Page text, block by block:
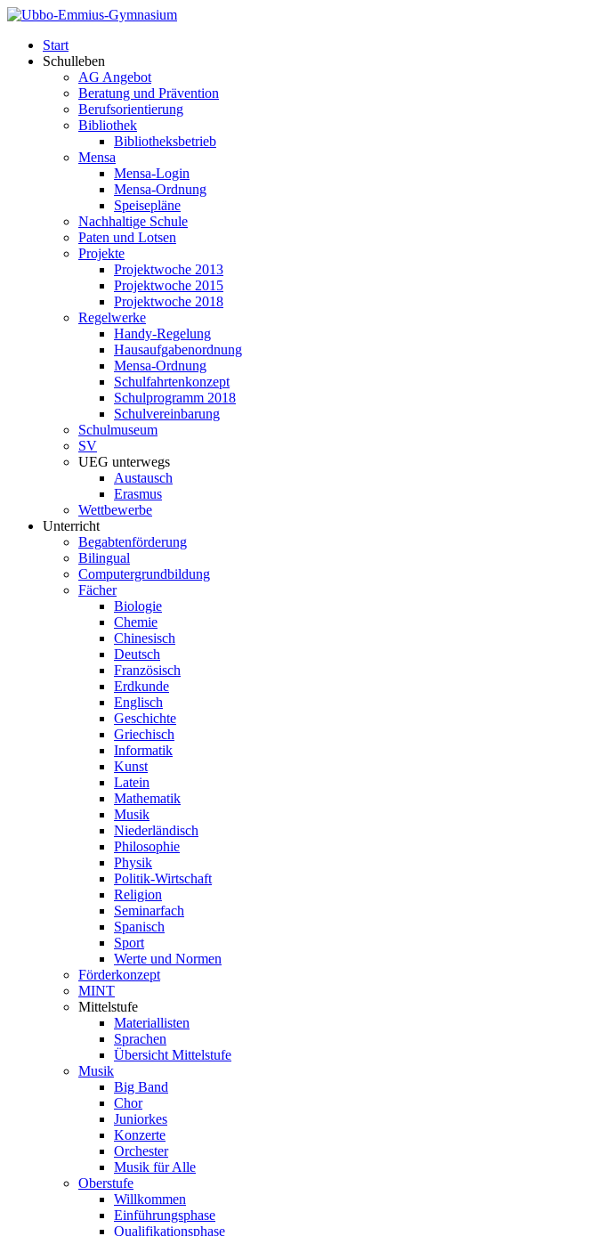
Start
Schulleben
AG Angebot
Beratung und Prävention
Berufsorientierung
Bibliothek
Bibliotheksbetrieb
Mensa
Mensa-Login
Mensa-Ordnung
Speisepläne
Nachhaltige Schule
Paten und Lotsen
Projekte
Projektwoche 2013
Projektwoche 2015
Projektwoche 2018
Regelwerke
Handy-Regelung
Hausaufgabenordnung
Mensa-Ordnung
Schulfahrtenkonzept
Schulprogramm 2018
Schulvereinbarung
Schulmuseum
SV
UEG unterwegs
Austausch
Erasmus
Wettbewerbe
Unterricht
Begabtenförderung
Bilingual
Computergrundbildung
Fächer
Biologie
Chemie
Chinesisch
Deutsch
Französisch
Erdkunde
Englisch
Geschichte
Griechisch
Informatik
Kunst
Latein
Mathematik
Musik
Niederländisch
Philosophie
Physik
Politik-Wirtschaft
Religion
Seminarfach
Spanisch
Sport
Werte und Normen
Förderkonzept
MINT
Mittelstufe
Materiallisten
Sprachen
Übersicht Mittelstufe
Musik
Big Band
Chor
Juniorkes
Konzerte
Orchester
Musik für Alle
Oberstufe
Willkommen
Einführungsphase
Qualifikationsphase